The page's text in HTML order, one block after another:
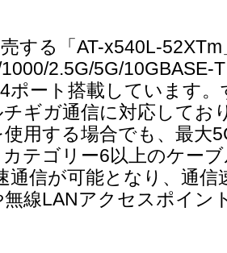
する「AT-x540L-
2.5G/5G/10GBASE-
ポート搭載しています
ギガ通信に対応してお
用する場合でも、最大
テゴリー6以上のケー
通信が可能となり、通
線LANアクセスポイン